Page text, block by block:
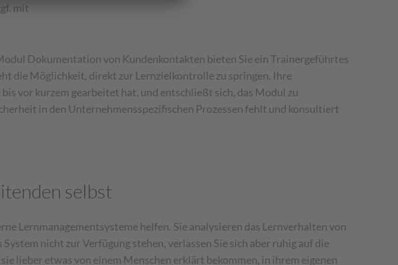
mit
Dokumentation von Kundenkontakten bieten Sie ein Trainergeführtes
die Möglichkeit, direkt zur Lernzielkontrolle zu springen. Ihre
vor kurzem gearbeitet hat, und entschließt sich, das Modul zu
in den Unternehmensspezifischen Prozessen fehlt und konsultiert
selbst
Lernmanagementsysteme helfen. Sie analysieren das Lernverhalten von
nicht zur Verfügung stehen, verlassen Sie sich aber ruhig auf die
lieber etwas von einem Menschen erklärt bekommen, in ihrem eigenen